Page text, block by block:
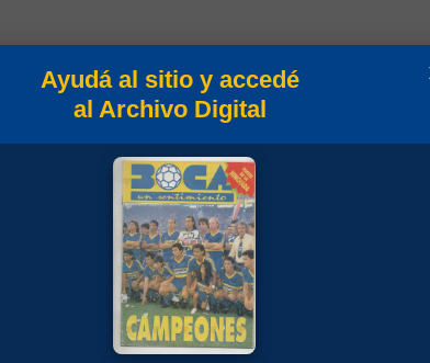
Temporada 1987/88
Ayudá al sitio y accedé
al Archivo Digital